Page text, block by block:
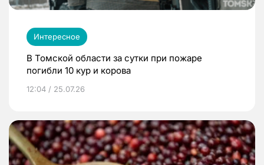
Интересное
В Томской области за сутки при пожаре
погибли 10 кур и корова
12:04 / 25.07.26